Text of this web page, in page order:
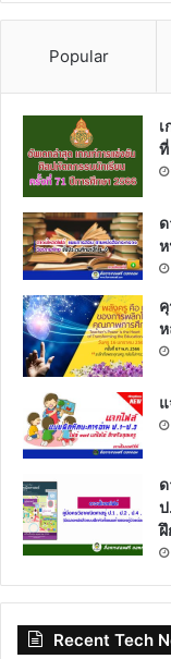
Popular
ที่
ห
ห
ป
Recent Tech